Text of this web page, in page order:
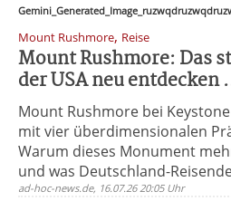
Mount Rushmore, Reise
Mount Rushmore: Das
der USA neu entdecken
Mount Rushmore bei
mit vier überdimensionalen
Warum dieses Monument
und was Deutschland-
ad-hoc-news.de, 16.07.26 20:05 Uhr